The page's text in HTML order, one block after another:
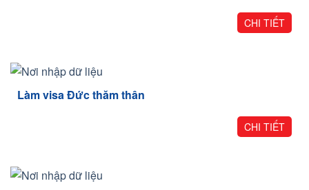
CHI TIẾT
Làm visa Đức thăm thân
CHI TIẾT